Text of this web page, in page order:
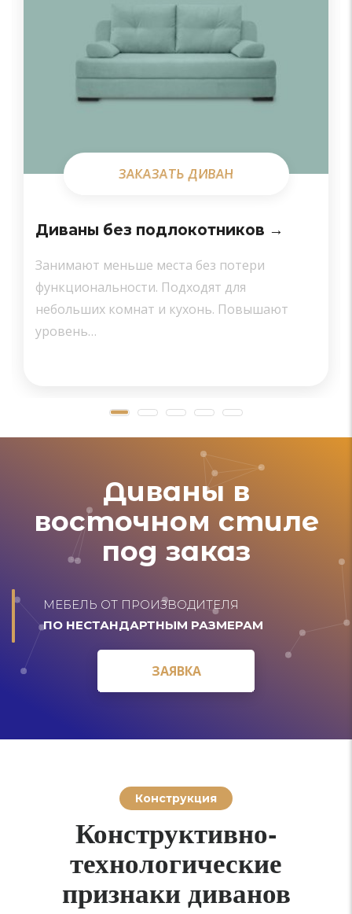
ЗАКАЗАТЬ ДИВАН
ЗАКАЗАТЬ ДИВАН
Диваны без подлокотников →
Занимают меньше места без потери
функциональности. Подходят для
небольших комнат и кухонь. Повышают
уровень…
Диваны в
восточном стиле
под заказ
МЕБЕЛЬ ОТ ПРОИЗВОДИТЕЛЯ
ПО НЕСТАНДАРТНЫМ РАЗМЕРАМ
ЗАЯВКА
ЗАЯВКА
Конструкция
Конструктивно-
технологические
признаки диванов